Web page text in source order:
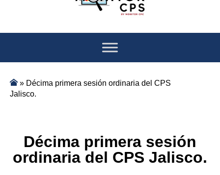
» Décima primera sesión ordinaria del CPS
Jalisco.
Décima primera sesión
ordinaria del CPS Jalisco.